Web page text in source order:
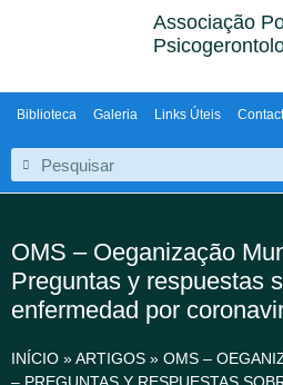
Associação
Biblioteca Galeria Links Úteis
OMS – Oeganização
Preguntas y respuestas
enfermedad por
INÍCIO »ARTIGOS » OMS –
– PREGUNTAS Y RESPUESTAS